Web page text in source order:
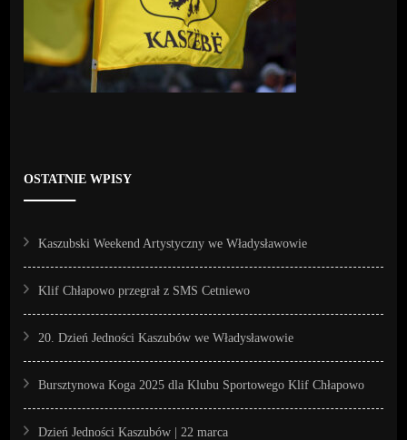
OSTATNIE WPISY
Kaszubski Weekend Artystyczny we Władysławowie
Klif Chłapowo przegrał z SMS Cetniewo
20. Dzień Jedności Kaszubów we Władysławowie
Bursztynowa Koga 2025 dla Klubu Sportowego Klif Chłapowo
Dzień Jedności Kaszubów | 22 marca